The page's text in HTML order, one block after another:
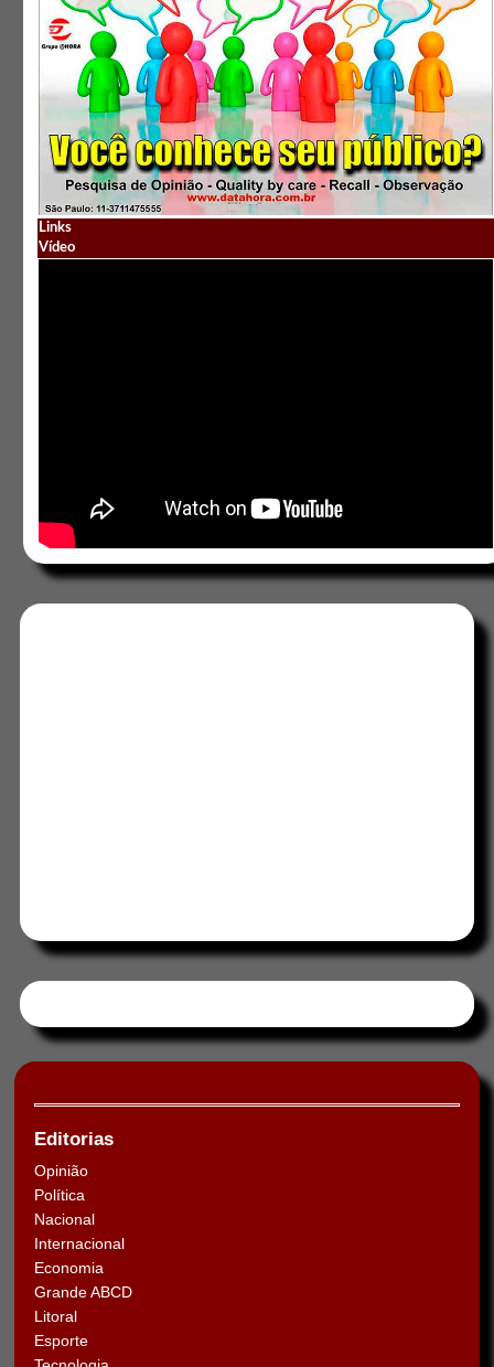
Links
Vídeo
Editorias
Opinião
Política
Nacional
Internacional
Economia
Grande ABCD
Litoral
Esporte